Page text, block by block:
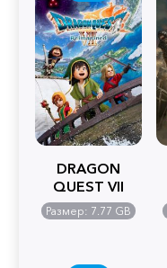
DRAGON
QUEST VII
Reimagined
Размер: 7.77 GB